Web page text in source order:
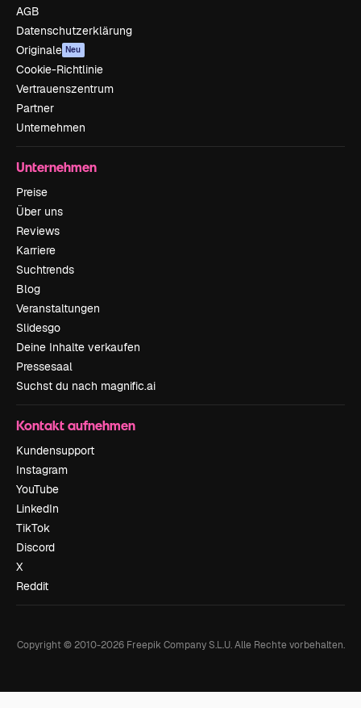
AGB
Datenschutzerklärung
Originale Neu
Cookie-Richtlinie
Vertrauenszentrum
Partner
Unternehmen
Unternehmen
Preise
Über uns
Reviews
Karriere
Suchtrends
Blog
Veranstaltungen
Slidesgo
Deine Inhalte verkaufen
Pressesaal
Suchst du nach magnific.ai
Kontakt aufnehmen
Kundensupport
Instagram
YouTube
LinkedIn
TikTok
Discord
X
Reddit
Copyright © 2010-2026Freepik Company S.L.U. Alle Rechte vorbehalten.